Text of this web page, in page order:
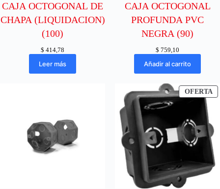
CAJA OCTOGONAL DE
CHAPA (LIQUIDACION)
(100)
$ 414,78
Leer más
CAJA OCTOGONAL
PROFUNDA PVC
NEGRA (90)
$ 759,10
Añadir al carrito
OFERTA